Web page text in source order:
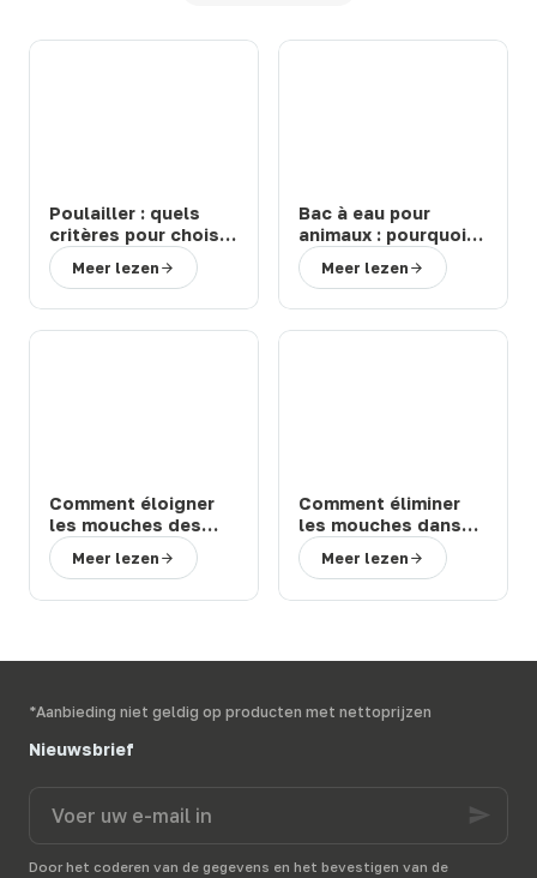
Poulailler : quels
critères pour choisir
un modèle durable
et facile à entretenir
Meer lezen
Bac à eau pour
animaux : pourquoi
choisir un abreuvoir
de la marque Suevia
Meer lezen
Comment éloigner
les mouches des
chevaux et bovins
en prairie : solutions
Meer lezen
Comment éliminer
les mouches dans
une étable ou une
ferme : 3 solutions
Meer lezen
*Aanbieding niet geldig op producten met nettoprijzen
Nieuwsbrief
mail
Door het coderen van de gegevens en het bevestigen van de